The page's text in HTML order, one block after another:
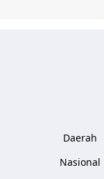
Daerah
Nasional